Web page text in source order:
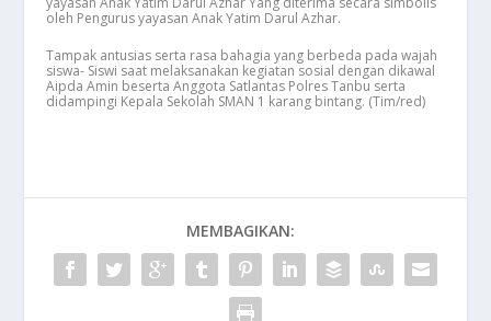
oleh Pengurus yayasan Anak Yatim Darul Azhar.
Tampak antusias serta rasa bahagia yang berbeda pada wajah
siswa- Siswi saat melaksanakan kegiatan sosial dengan dikawal
Aipda Amin beserta Anggota Satlantas Polres Tanbu serta
didampingi Kepala Sekolah SMAN 1 karang bintang. (Tim/red)
MEMBAGIKAN: